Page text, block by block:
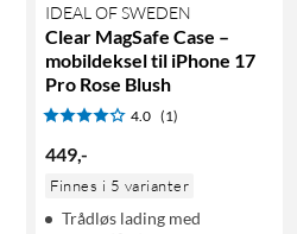
IDEAL OF SWEDEN
Clear MagSafe Case –
mobildeksel til iPhone 17
Pro Rose Blush
4.0 (1)
449,-
Finnes i 5 varianter
Trådløs lading med